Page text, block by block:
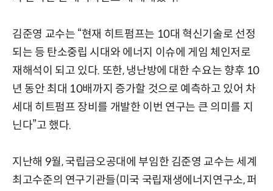
김준영 교수는 “현재 히트펌프는 10대 혁신기술로 선정
되는 등 탄소중립 시대와 에너지 이슈에 게임 체인저로
재해석이 되고 있다. 또한, 냉난방에 대한 수요는 향후 10
년 동안 최대 10배까지 증가할 것으로 예측하고 있어 차
세대 히트펌프 장비를 개발한 이번 연구는 큰 의미를 지
닌다”고 했다.
지난해 9월, 국립금오공대에 부임한 김준영 교수는 세계
최고수준의 연구기관들(미국 국립재생에너지연구소, 퍼